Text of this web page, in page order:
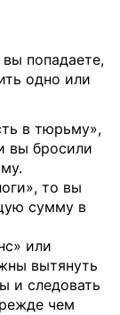
попадаете,
одно или
в тюрьму»,
вы бросили
то вы
сумму в
или
вытянуть
и следовать
чем